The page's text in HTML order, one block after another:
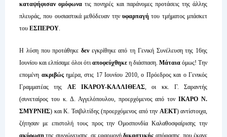
καταψήφισαν ομόφωνα τις πονηρές και παράνομες προτάσεις της άλλης
πλευράς, που ουσιαστικά μεθόδευαν την υφαρπαγήτου τμήματος μπάσκετ
τουΕΣΠΕΡΟΥ.
Η λύση που προτάθηκε δενεγκρίθηκε από τη Γενική Συνέλευση της 16ης
Ιουνίου και ελπίσαμε όλοι ότιαποφεύχθηκε η διάσπαση.Μάταιαόμως! Την
επομένη ακριβώςημέρα, στις 17 Ιουνίου 2010, ο Πρόεδρος και ο Γενικός
Γραμματέας της ΑΕ ΙΚΑΡΟΥ-ΚΑΛΛΙΘΕΑΣ, οι κκ. Γ. Σαραντής
(συνεταίρος του κ. Δ. Αγγελόπουλου, προερχόμενος από τονΙΚΑΡΟ Ν.
ΣΜΥΡΝΗΣ) και Κ. Τσιβιλτίδης (προερχόμενος από την ΑΕΚΤ) αντίστοιχα,
ζήτησαν με επιστολή τους προς την Ομοσπονδία Καλαθοσφαίρισης την
ακύρωση της συγχώνευσης, σε εφαρμογήδικαστικής απόφασης, που έκανε